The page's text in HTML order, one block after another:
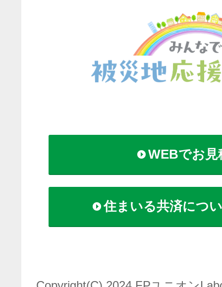
WEBでお見
住まいる共済につ